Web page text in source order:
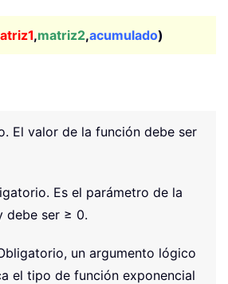
,matriz2,acumulado)
El valor de la función debe ser
Es el parámetro de la
debe ser ≥ 0.
un argumento lógico
el tipo de función exponencial